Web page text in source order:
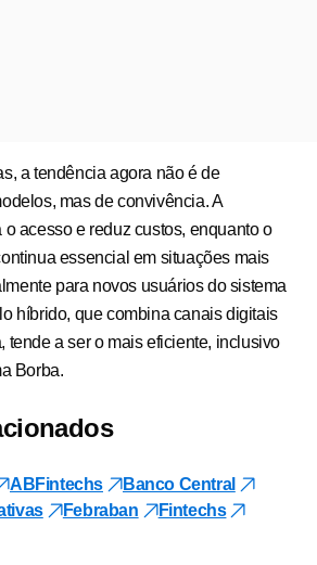
a tendência agora não é de
mas de convivência. A
acesso e reduz custos, enquanto o
essencial em situações mais
para novos usuários do sistema
híbrido, que combina canais digitais
tende a ser o mais eficiente, inclusivo
Borba.
ABFintechs
Banco Central
Febraban
Fintechs